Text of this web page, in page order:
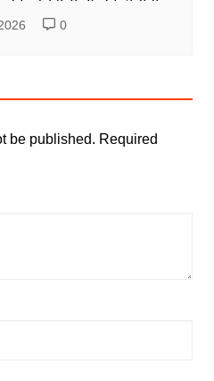
0
be published. Required